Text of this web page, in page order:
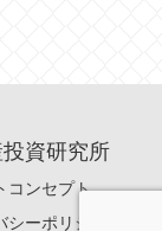
資研究所
コンセプト
シーポリシー